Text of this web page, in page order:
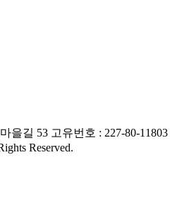
을길 53 고유번호 : 227-80-11803
Reserved.